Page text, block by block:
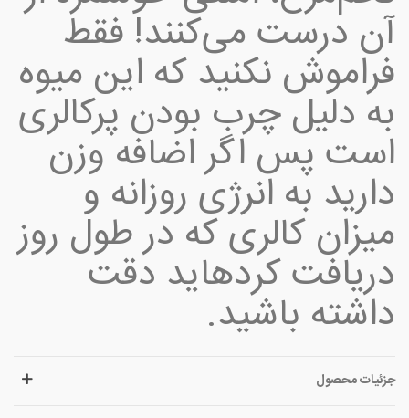
آن درست می‌کنند! فقط
فراموش نکنید که این میوه
به دلیل چرب بودن پرکالری
است پس اگر اضافه وزن
دارید به انرژی روزانه و
میزان کالری که در طول روز
دریافت کرده‎اید دقت
داشته باشید.
جزئیات محصول